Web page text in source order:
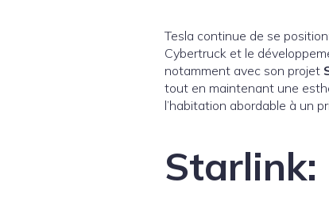
Tesla continue de se
Cybertruck et le
notamment avec son projet
tout en maintenant une
l’habitation abordable à un